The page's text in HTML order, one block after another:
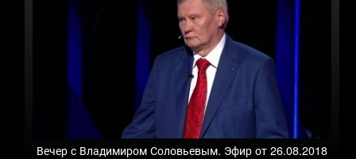
Вечер с Владимиром Соловьевым. Эфир от 26.08.2018